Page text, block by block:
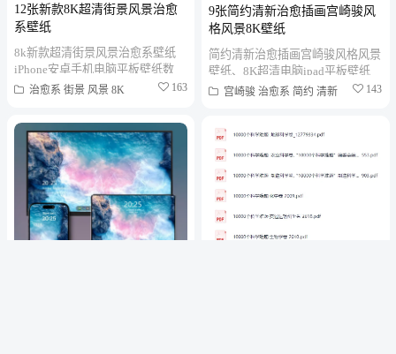
12张新款8K超清街景风景治愈
系壁纸
8k新款超清街景风景治愈系壁纸
iPhone安卓手机电脑平板壁纸数
量/分辨率：12张/8K壁纸格式：
治愈系 街景 风景 8K 163
9张简约清新治愈插画宫崎骏风
格风景8K壁纸
简约清新治愈插画宫崎骏风格风景
壁纸、8K超清电脑ipad平板壁纸
数量/分辨率：9张/8K壁纸格式：
宫崎骏 治愈系 简约 清新 143